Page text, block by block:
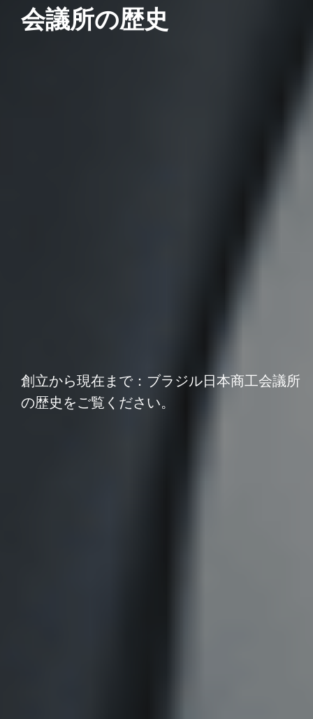
会議所の歴史
創立から現在まで：ブラジル日本商工会議所
の歴史をご覧ください。